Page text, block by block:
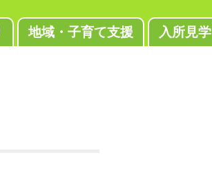
地域・子育て支援 入所見学